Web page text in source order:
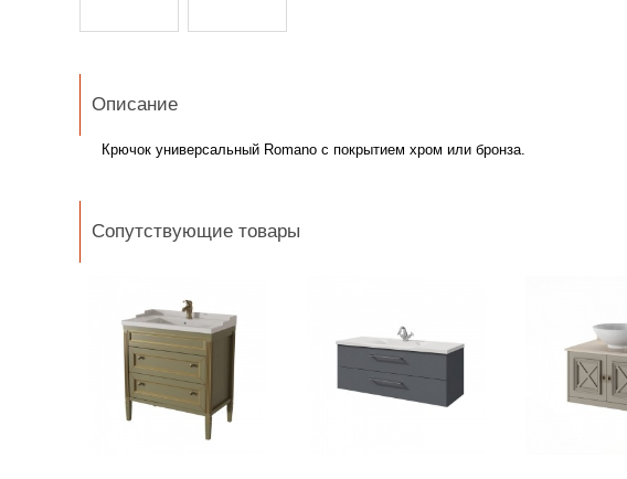
Описание
Крючок универсальный Romano с покрытием хром или бронза.
Сопутствующие товары